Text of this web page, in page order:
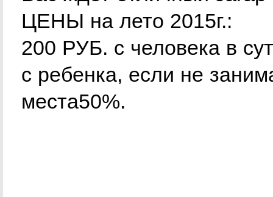
ЦЕНЫ на лето 2015г.:
200 РУБ. с человека в
с ребенка, если не
места50%.